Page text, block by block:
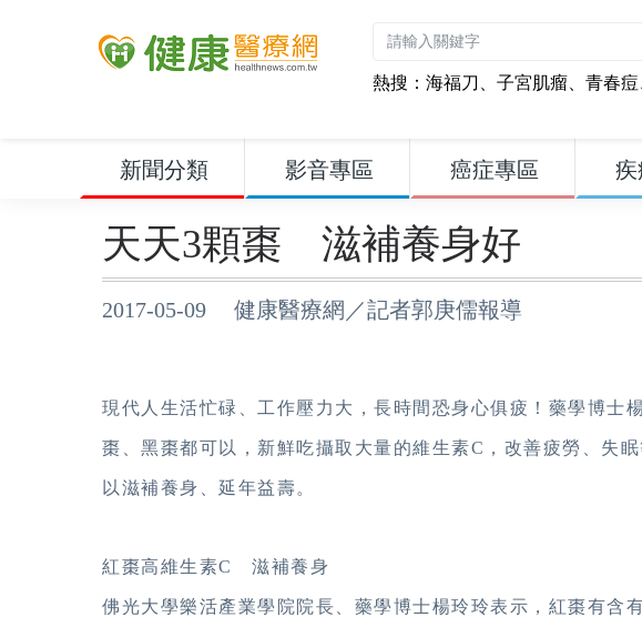
熱搜： 海福刀 、 子宮肌瘤、 青春痘
新聞分類 影音專區 癌症專區
天天3顆棗 滋補養身好
2017-05-09 健康醫療網／記者郭庚儒報導
現代人生活忙碌、工作壓力大，長時間恐身心俱疲！藥學博士
棗、黑棗都可以，新鮮吃攝取大量的維生素C，改善疲勞、失
以滋補養身、延年益壽。
紅棗高維生素C 滋補養身
佛光大學樂活產業學院院長、藥學博士楊玲玲表示，紅棗有含